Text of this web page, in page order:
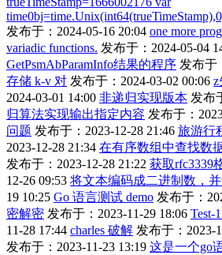
发布于：2024-05-16 20:04 one more
variadic functions. 发布于：2024-05-04
GetPsmAbParamInfo结果的程序 发布于
存储 k-v 对 发布于：2024-03-02 00:06 z
2024-03-01 14:00 非递归实现版本 发布
归算法实现输出指定内容 发布于：
问题 发布于：2023-12-28 21:46 旅游行
2023-12-28 21:34 在有序数组中查找数
发布于：2023-12-28 21:22 获取rfc3339
12-26 09:53 将文本编码成二进制数，
19 10:25 Go 语言测试 demo 发布于：
密解密 发布于：2023-11-29 18:06 Test-
11-28 17:44 charles 破解 发布于：2023-
发布于：2023-11-23 13:19 这是一个go